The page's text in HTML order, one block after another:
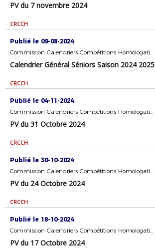
PV du 7 novembre 2024
CRCCH
Publié le 09-08-2024
Commission Calendriers Compétitions Homologation
Calendrier Général Séniors Saison 2024 2025
CRCCH
Publié le 04-11-2024
Commission Calendriers Compétitions Homologation
PV du 31 Octobre 2024
CRCCH
Publié le 30-10-2024
Commission Calendriers Compétitions Homologation
PV du 24 Octobre 2024
CRCCH
Publié le 18-10-2024
Commission Calendriers Compétitions Homologation
PV du 17 Octobre 2024